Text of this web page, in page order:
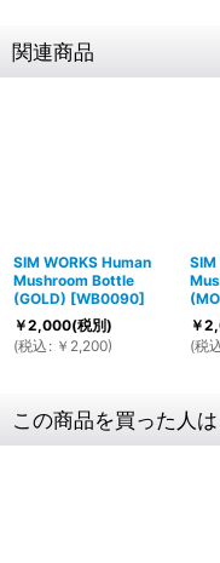
関連商品
SIM WORKS Human
Mushroom Bottle
(GOLD) [WB0090]
￥2,000(税別)
(税込 : ￥ 2,200)
SIM
￥
(税
この商品を買った人